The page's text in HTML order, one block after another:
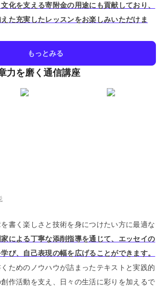
化を支える寄附金の用途にも貢献しており、
た充実したレッスンをお楽しみいただけま
もっとみる
力を磨く通信講座
書く楽しさと技術を身につけたい方に最適な
による丁寧な添削指導を通じて、エッセイの
び、自己表現の幅を広げることができます。
ためのノウハウが詰まったテキストと実践的
作活動を支え、日々の生活に彩りを加えるで